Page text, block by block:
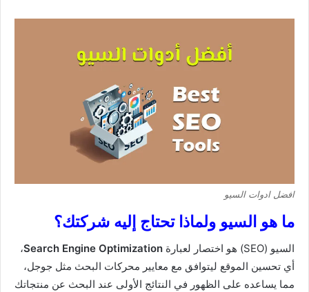
افضل ادوات السيو
ما هو السيو ولماذا تحتاج إليه شركتك؟
السيو (SEO) هو اختصار لعبارة Search Engine Optimization،
أي تحسين الموقع ليتوافق مع معايير محركات البحث مثل جوجل،
مما يساعده على الظهور في النتائج الأولى عند البحث عن منتجاتك